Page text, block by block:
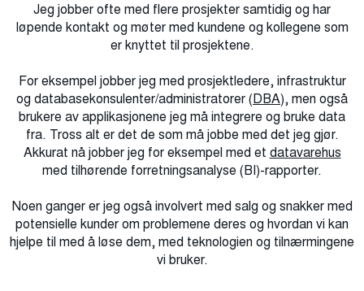
Jeg jobber ofte med flere prosjekter samtidig og har
løpende kontakt og møter med kundene og kollegene som
er knyttet til prosjektene.
For eksempel jobber jeg med prosjektledere, infrastruktur
og databasekonsulenter/administratorer (DBA), men også
brukere av applikasjonene jeg må integrere og bruke data
fra. Tross alt er det de som må jobbe med det jeg gjør.
Akkurat nå jobber jeg for eksempel med et datavarehus
med tilhørende forretningsanalyse (BI)-rapporter.
Noen ganger er jeg også involvert med salg og snakker med
potensielle kunder om problemene deres og hvordan vi kan
hjelpe til med å løse dem, med teknologien og tilnærmingene
vi bruker.